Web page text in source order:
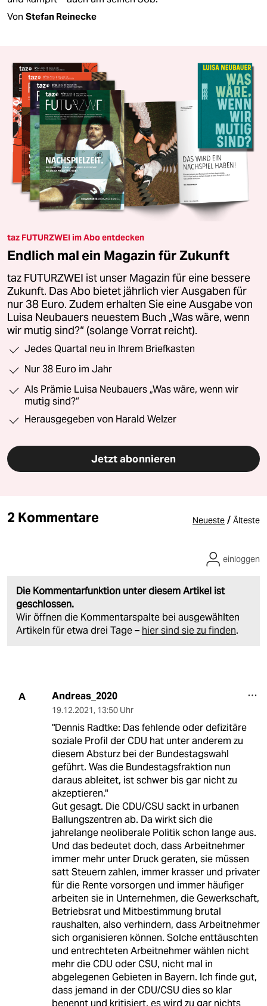
Von Stefan Reinecke
taz FUTURZWEI im Abo entdecken
Endlich mal ein Magazin für Zukunft
taz FUTURZWEI ist unser Magazin für eine bessere
Zukunft. Das Abo bietet jährlich vier Ausgaben für
nur 38 Euro. Zudem erhalten Sie eine Ausgabe von
Luisa Neubauers neuestem Buch „Was wäre, wenn
wir mutig sind?“ (solange Vorrat reicht).
Jedes Quartal neu in Ihrem Briefkasten
Nur 38 Euro im Jahr
Als Prämie Luisa Neubauers „Was wäre, wenn wir
mutig sind?“
Herausgegeben von Harald Welzer
Jetzt abonnieren
2 Kommentare Neueste / Älteste
Die Kommentarfunktion unter diesem Artikel ist
geschlossen.
Wir öffnen die Kommentarspalte bei ausgewählten
Artikeln für etwa drei Tage – hier sind sie zu finden.
einloggen
A Andreas_2020
19.12.2021, 13:50 Uhr
"Dennis Radtke: Das fehlende oder defizitäre
soziale Profil der CDU hat unter anderem zu
diesem Absturz bei der Bundestagswahl
geführt. Was die Bundestagsfraktion nun
daraus ableitet, ist schwer bis gar nicht zu
akzeptieren."
Gut gesagt. Die CDU/CSU sackt in urbanen
Ballungszentren ab. Da wirkt sich die
jahrelange neoliberale Politik schon lange aus.
Und das bedeutet doch, dass Arbeitnehmer
immer mehr unter Druck geraten, sie müssen
satt Steuern zahlen, immer krasser und privater
für die Rente vorsorgen und immer häufiger
arbeiten sie in Unternehmen, die Gewerkschaft,
Betriebsrat und Mitbestimmung brutal
raushalten, also verhindern, dass Arbeitnehmer
sich organisieren können. Solche enttäuschten
und entrechteten Arbeitnehmer wählen nicht
mehr die CDU oder CSU, nicht mal in
abgelegenen Gebieten in Bayern. Ich finde gut,
dass jemand in der CDU/CSU dies so klar
benennt und kritisiert, es wird zu gar nichts